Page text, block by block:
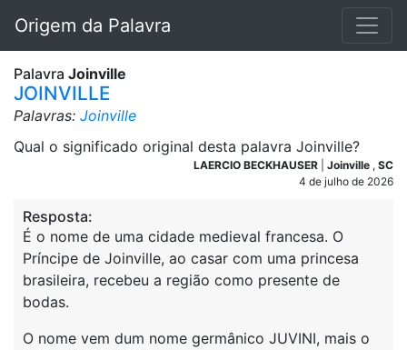
Origem da Palavra
Palavra Joinville
JOINVILLE
Palavras: Joinville
Qual o significado original desta palavra Joinville?
LAERCIO BECKHAUSER Joinville , SC
4 de julho de 2026
Resposta:
É o nome de uma cidade medieval francesa. O
Príncipe de Joinville, ao casar com uma princesa
brasileira, recebeu a região como presente de
bodas.
O nome vem dum nome germânico JUVINI, mais o